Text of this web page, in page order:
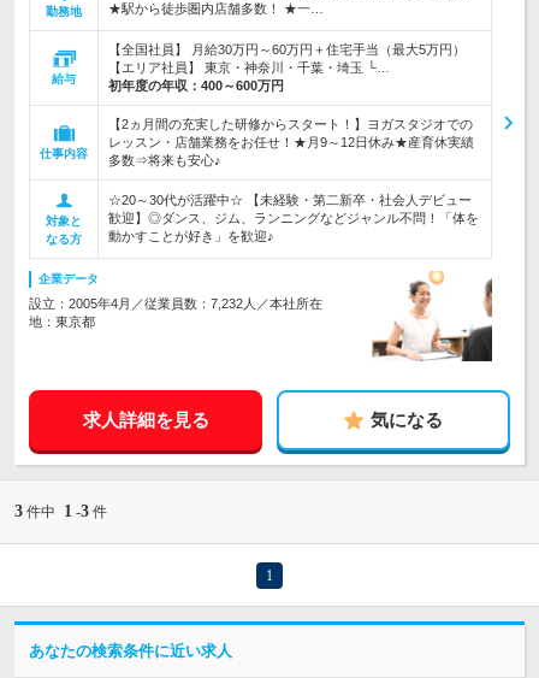
勤務地
★駅から徒歩圏内店舗多数！ ★一…
給与
【全国社員】 月給30万円～60万円＋住宅手当（最大5万円）
【エリア社員】 東京・神奈川・千葉・埼玉 └…
初年度の年収： 400～600万円
仕事内容
【2ヵ月間の充実した研修からスタート！】ヨガスタジオでの
レッスン・店舗業務をお任せ！★月9～12日休み★産育休実績
多数⇒将来も安心♪
対象と
なる方
☆20～30代が活躍中☆ 【未経験・第二新卒・社会人デビュー
歓迎】◎ダンス、ジム、ランニングなどジャンル不問！「体を
動かすことが好き」を歓迎♪
企業データ
設立：2005年4月／従業員数：7,232人／本社所在
地：東京都
求人詳細を見る 気になる
3 件中 1 -3 件
1
あなたの検索条件に近い求人